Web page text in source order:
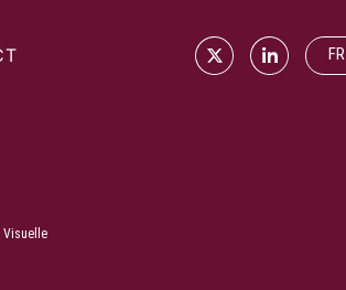
X Linkedin
FR
Visuelle